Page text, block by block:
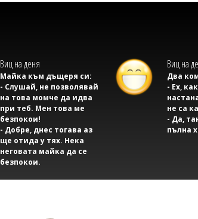
Виц на деня
Майка към дъщеря си:
- Слушай, не позволявай
на това момче да идва
при теб. Мен това ме
безпокои!
- Добре, днес тогава аз
ще отида у тях. Нека
неговата майка да се
безпокои.
Виц на
Два
- Ех,
не са
- Да,
пълна